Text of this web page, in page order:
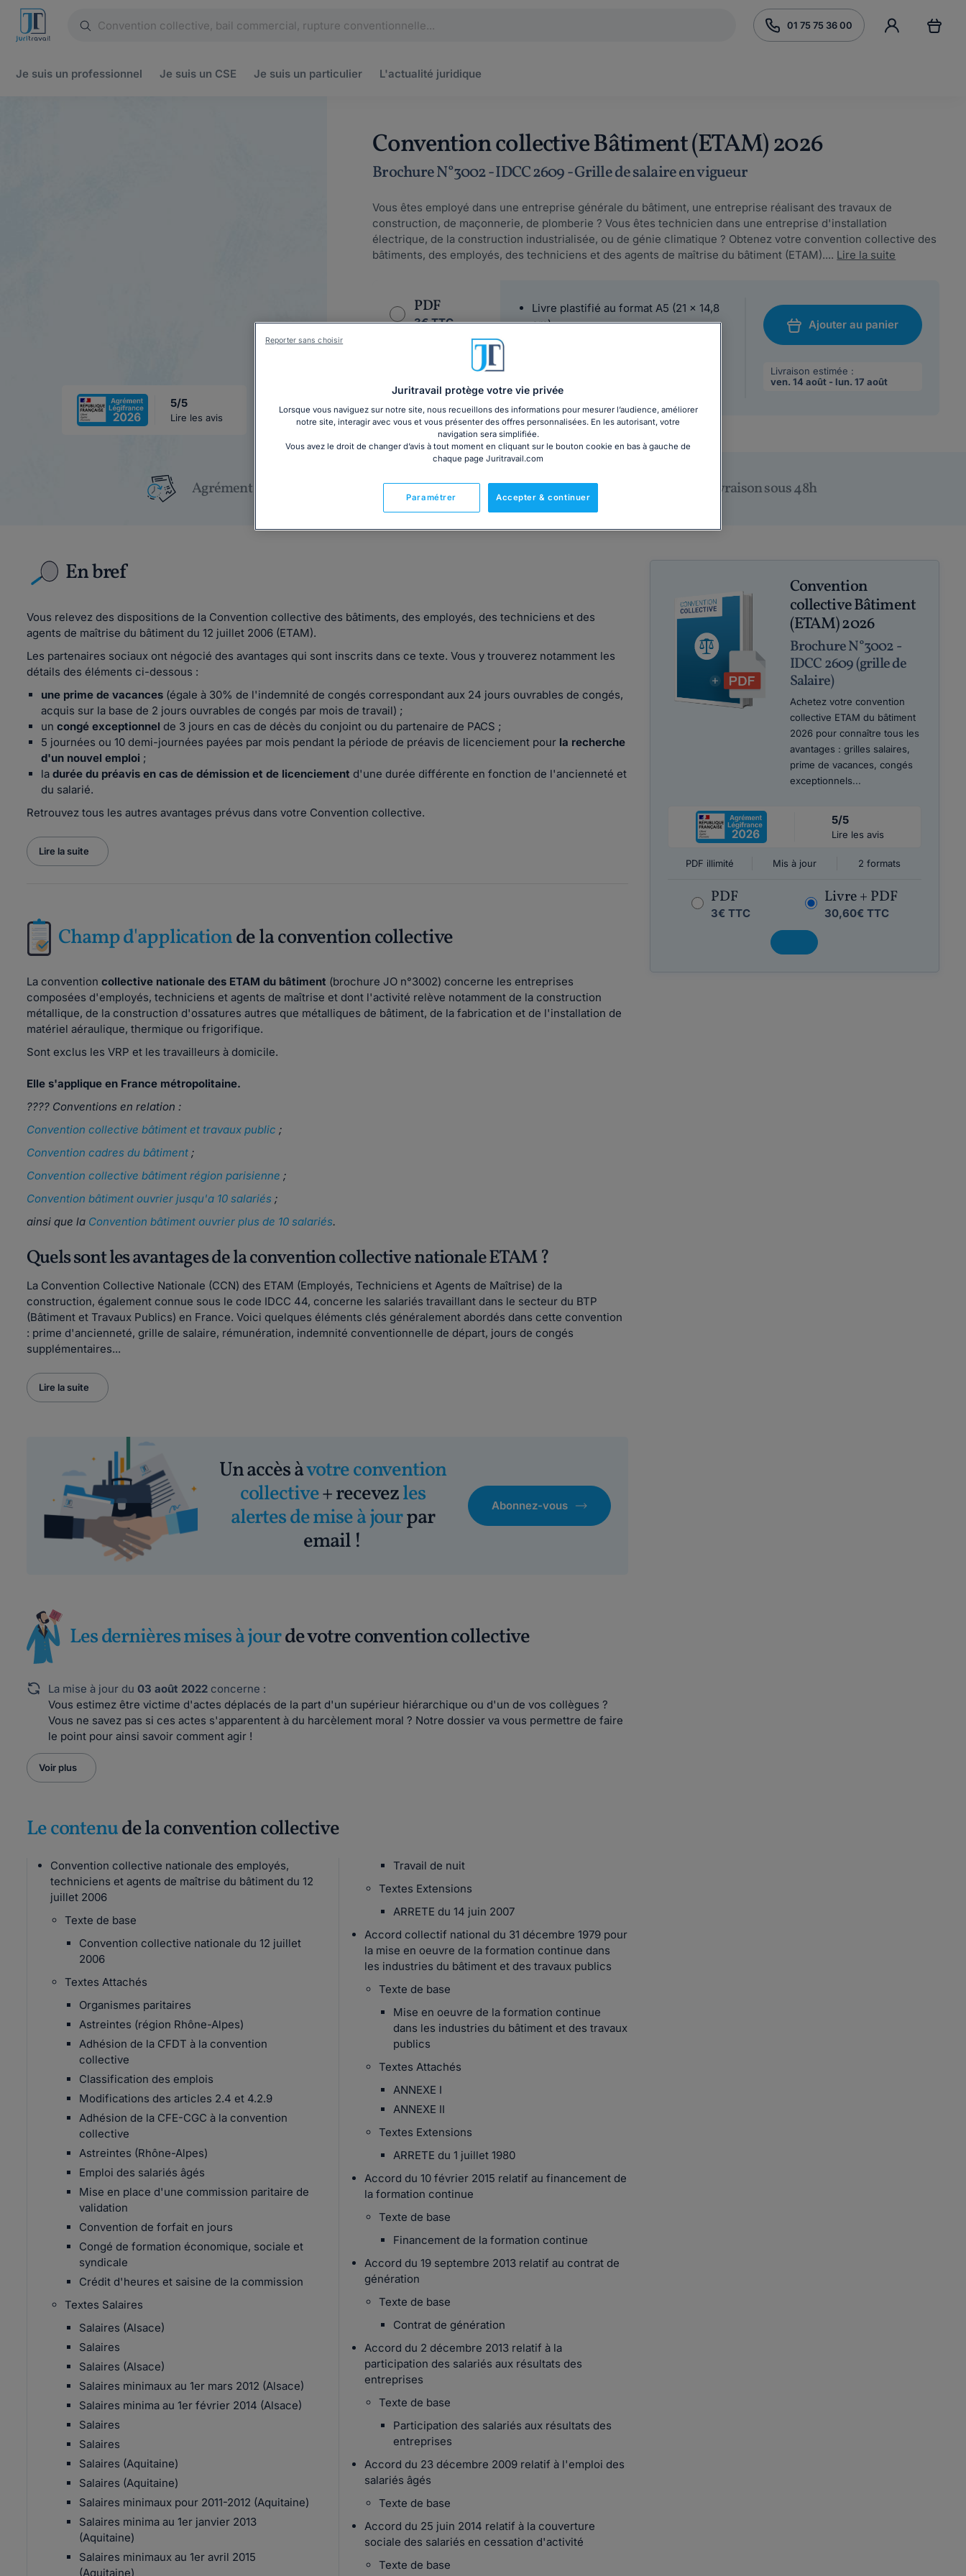
01 75 75 36 00
Je suis un professionnel Je suis un CSE Je suis un particulier L'actualité juridique
5/5
Lire les avis
Convention collective Bâtiment (ETAM) 2026
Brochure N°3002 - IDCC 2609 - Grille de salaire en vigueur
Vous êtes employé dans une entreprise générale du bâtiment, une entreprise réalisant des travaux de
construction, de maçonnerie, de plomberie ? Vous êtes technicien dans une entreprise d'installation
électrique, de la construction industrialisée, ou de génie climatique ? Obtenez votre convention collective des
bâtiments, des employés, des techniciens et des agents de maîtrise du bâtiment (ETAM).... Lire la suite
PDF
3€ TTC
Livre + PDF
30,60€ TTC
Livre plastifié au format A5 (21 x 14,8
cm)
Chronopost
Ajouter au panier
Livraison estimée :
ven. 14 août - lun. 17 août
Agrément Légifrance Fabriqué en France Livraison sous 48h
En bref
Vous relevez des dispositions de la Convention collective des bâtiments, des employés, des techniciens et des
agents de maîtrise du bâtiment du 12 juillet 2006 (ETAM).
Les partenaires sociaux ont négocié des avantages qui sont inscrits dans ce texte. Vous y trouverez notamment les
détails des éléments ci-dessous :
une prime de vacances (égale à 30% de l'indemnité de congés correspondant aux 24 jours ouvrables de congés,
acquis sur la base de 2 jours ouvrables de congés par mois de travail) ;
un congé exceptionnel de 3 jours en cas de décès du conjoint ou du partenaire de PACS ;
5 journées ou 10 demi-journées payées par mois pendant la période de préavis de licenciement pour la recherche
d'un nouvel emploi ;
la durée du préavis en cas de démission et de licenciement d'une durée différente en fonction de l'ancienneté et
du salarié.
Retrouvez tous les autres avantages prévus dans votre Convention collective.
Lire la suite
Champ d'applicationde la convention collective
La convention collective nationale des ETAM du bâtiment (brochure JO n°3002) concerne les entreprises
composées d'employés, techniciens et agents de maîtrise et dont l'activité relève notamment de la construction
métallique, de la construction d'ossatures autres que métalliques de bâtiment, de la fabrication et de l'installation de
matériel aéraulique, thermique ou frigorifique.
Sont exclus les VRP et les travailleurs à domicile.
Elle s'applique en France métropolitaine.
???? Conventions en relation :
Convention collective bâtiment et travaux public ;
Convention cadres du bâtiment ;
Convention collective bâtiment région parisienne ;
Convention bâtiment ouvrier jusqu'a 10 salariés ;
ainsi que la Convention bâtiment ouvrier plus de 10 salariés.
Quels sont les avantages de la convention collective nationale ETAM ?
La Convention Collective Nationale (CCN) des ETAM (Employés, Techniciens et Agents de Maîtrise) de la
construction, également connue sous le code IDCC 44, concerne les salariés travaillant dans le secteur du BTP
(Bâtiment et Travaux Publics) en France. Voici quelques éléments clés généralement abordés dans cette convention
: prime d'ancienneté, grille de salaire, rémunération, indemnité conventionnelle de départ, jours de congés
supplémentaires...
Lire la suite
Un accès àvotre convention
collective+ recevezles
alertes de mise à jourpar
email !
Abonnez-vous
Les dernières mises à jourde votre convention collective
La mise à jour du 03 août 2022 concerne :
Vous estimez être victime d'actes déplacés de la part d'un supérieur hiérarchique ou d'un de vos collègues ?
Vous ne savez pas si ces actes s'apparentent à du harcèlement moral ? Notre dossier va vous permettre de faire
le point pour ainsi savoir comment agir !
Voir plus
Le contenude la convention collective
Convention collective nationale des employés,
techniciens et agents de maîtrise du bâtiment du 12
juillet 2006
Texte de base
Convention collective nationale du 12 juillet
2006
Textes Attachés
Organismes paritaires
Astreintes (région Rhône-Alpes)
Adhésion de la CFDT à la convention
collective
Classification des emplois
Modifications des articles 2.4 et 4.2.9
Adhésion de la CFE-CGC à la convention
collective
Astreintes (Rhône-Alpes)
Emploi des salariés âgés
Mise en place d'une commission paritaire de
validation
Convention de forfait en jours
Congé de formation économique, sociale et
syndicale
Crédit d'heures et saisine de la commission
Textes Salaires
Salaires (Alsace)
Salaires
Salaires (Alsace)
Salaires minimaux au 1er mars 2012 (Alsace)
Salaires minima au 1er février 2014 (Alsace)
Salaires
Salaires
Salaires (Aquitaine)
Salaires (Aquitaine)
Salaires minimaux pour 2011-2012 (Aquitaine)
Salaires minima au 1er janvier 2013
(Aquitaine)
Salaires minimaux au 1er avril 2015
(Aquitaine)
Travail de nuit
Textes Extensions
ARRETE du 14 juin 2007
Accord collectif national du 31 décembre 1979 pour
la mise en oeuvre de la formation continue dans
les industries du bâtiment et des travaux publics
Texte de base
Mise en oeuvre de la formation continue
dans les industries du bâtiment et des travaux
publics
Textes Attachés
ANNEXE I
ANNEXE II
Textes Extensions
ARRETE du 1 juillet 1980
Accord du 10 février 2015 relatif au financement de
la formation continue
Texte de base
Financement de la formation continue
Accord du 19 septembre 2013 relatif au contrat de
génération
Texte de base
Contrat de génération
Accord du 2 décembre 2013 relatif à la
participation des salariés aux résultats des
entreprises
Texte de base
Participation des salariés aux résultats des
entreprises
Accord du 23 décembre 2009 relatif à l'emploi des
salariés âgés
Texte de base
Accord du 25 juin 2014 relatif à la couverture
sociale des salariés en cessation d'activité
Texte de base
Convention
collective Bâtiment
(ETAM) 2026
Brochure N°3002 -
IDCC 2609 (grille de
Salaire)
Achetez votre convention
collective ETAM du bâtiment
2026 pour connaître tous les
avantages : grilles salaires,
prime de vacances, congés
exceptionnels...
5/5
Lire les avis
PDF illimité Mis à jour 2 formats
PDF
3€ TTC
Livre + PDF
30,60€ TTC
Juritravail protège votre vie privée
Lorsque vous naviguez sur notre site, nous recueillons des informations pour mesurer l’audience, améliorer
notre site, interagir avec vous et vous présenter des offres personnalisées. En les autorisant, votre
navigation sera simplifiée.
Vous avez le droit de changer d’avis à tout moment en cliquant sur le bouton cookie en bas à gauche de
chaque page Juritravail.com
Accepter & continuer
Paramétrer
Reporter sans choisir